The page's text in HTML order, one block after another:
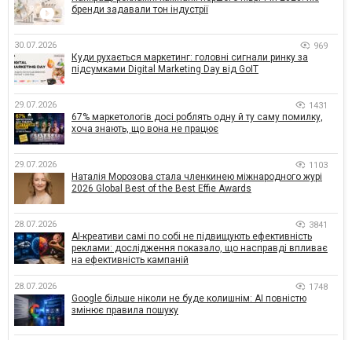
бренди задавали тон індустрії
30.07.2026 969
Куди рухається маркетинг: головні сигнали ринку за
підсумками Digital Marketing Day від GoIT
29.07.2026 1431
67% маркетологів досі роблять одну й ту саму помилку,
хоча знають, що вона не працює
29.07.2026 1103
Наталія Морозова стала членкинею міжнародного журі
2026 Global Best of the Best Effie Awards
28.07.2026 3841
AI-креативи самі по собі не підвищують ефективність
реклами: дослідження показало, що насправді впливає
на ефективність кампаній
28.07.2026 1748
Google більше ніколи не буде колишнім: AI повністю
змінює правила пошуку